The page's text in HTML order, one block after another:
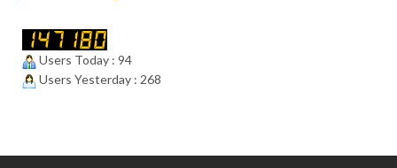
Users Today : 94
Users Yesterday : 268